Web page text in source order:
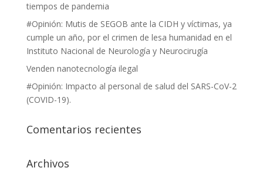
tiempos de pandemia
#Opinión: Mutis de SEGOB ante la CIDH y víctimas, ya
cumple un año, por el crimen de lesa humanidad en el
Instituto Nacional de Neurología y Neurocirugía
Venden nanotecnología ilegal
#Opinión: Impacto al personal de salud del SARS-CoV-2
(COVID-19).
Comentarios recientes
Archivos